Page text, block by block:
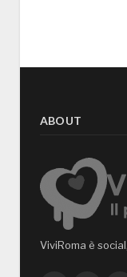
ABOUT
ViviRoma è